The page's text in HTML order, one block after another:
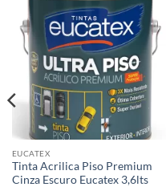
EUCATEX
Tinta Acrilica Piso Premium
Cinza Escuro Eucatex 3,6lts